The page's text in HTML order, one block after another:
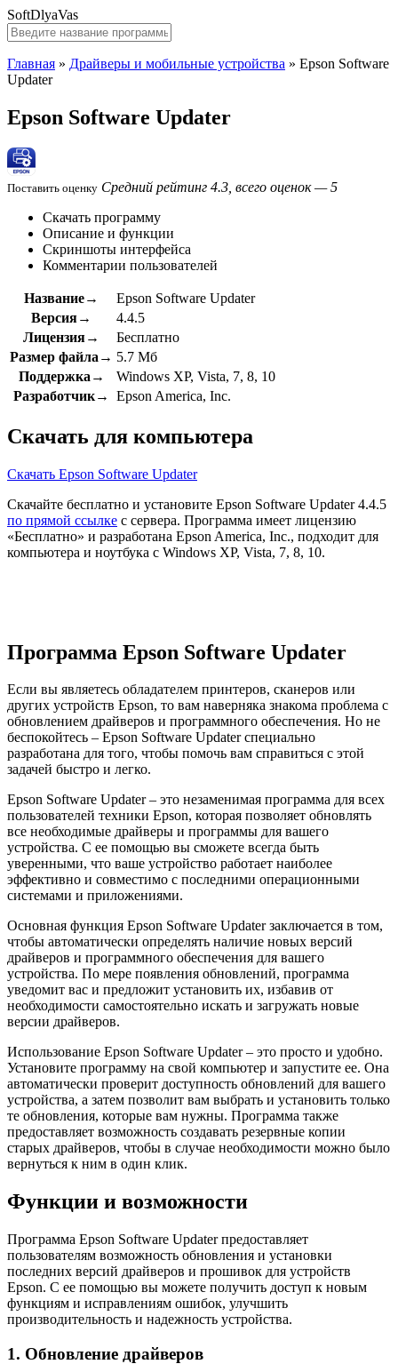
SoftDlyaVas
Главная » Драйверы и мобильные устройства » Epson Software
Updater
Epson Software Updater
Поставить оценку Средний рейтинг 4.3, всего оценок — 5
Скачать программу
Описание и функции
Скриншоты интерфейса
Комментарии пользователей
Название→
Epson Software Updater
Версия→
4.4.5
Лицензия→
Бесплатно
Размер файла→ 5.7 Мб
Поддержка→
Windows XP, Vista, 7, 8, 10
Разработчик→
Epson America, Inc.
Скачать для компьютера
Скачать Epson Software Updater
Скачайте бесплатно и установите Epson Software Updater 4.4.5
по прямой ссылке с сервера. Программа имеет лицензию
«Бесплатно» и разработана Epson America, Inc., подходит для
компьютера и ноутбука с Windows XP, Vista, 7, 8, 10.
Программа Epson Software Updater
Если вы являетесь обладателем принтеров, сканеров или
других устройств Epson, то вам наверняка знакома проблема с
обновлением драйверов и программного обеспечения. Но не
беспокойтесь – Epson Software Updater специально
разработана для того, чтобы помочь вам справиться с этой
задачей быстро и легко.
Epson Software Updater – это незаменимая программа для всех
пользователей техники Epson, которая позволяет обновлять
все необходимые драйверы и программы для вашего
устройства. С ее помощью вы сможете всегда быть
уверенными, что ваше устройство работает наиболее
эффективно и совместимо с последними операционными
системами и приложениями.
Основная функция Epson Software Updater заключается в том,
чтобы автоматически определять наличие новых версий
драйверов и программного обеспечения для вашего
устройства. По мере появления обновлений, программа
уведомит вас и предложит установить их, избавив от
необходимости самостоятельно искать и загружать новые
версии драйверов.
Использование Epson Software Updater – это просто и удобно.
Установите программу на свой компьютер и запустите ее. Она
автоматически проверит доступность обновлений для вашего
устройства, а затем позволит вам выбрать и установить только
те обновления, которые вам нужны. Программа также
предоставляет возможность создавать резервные копии
старых драйверов, чтобы в случае необходимости можно было
вернуться к ним в один клик.
Функции и возможности
Программа Epson Software Updater предоставляет
пользователям возможность обновления и установки
последних версий драйверов и прошивок для устройств
Epson. С ее помощью вы можете получить доступ к новым
функциям и исправлениям ошибок, улучшить
производительность и надежность устройства.
1. Обновление драйверов